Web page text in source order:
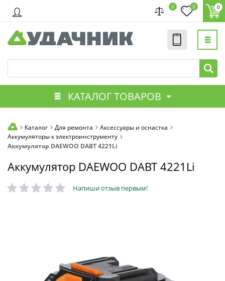
0 0 0
КАТАЛОГ ТОВАРОВ
Каталог Для ремонта
Аксессуары и оснастка
Аккумуляторы к электроинструменту
Аккумулятор DAEWOO DABT 4221Li
Аккумулятор DAEWOO DABT 4221Li
Напиши отзыв первым!